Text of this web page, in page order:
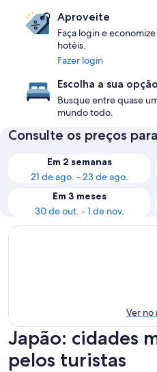
Aproveite
Faça login e
hotéis.
Fazer login
Escolha a sua
Busque entre quase
mundo todo.
Consulte os preços
Em 2 semanas
21 de ago. - 23 de ago.
Em 3 meses
30 de out. - 1 de nov.
Ver no
Japão: cidades
pelos turistas